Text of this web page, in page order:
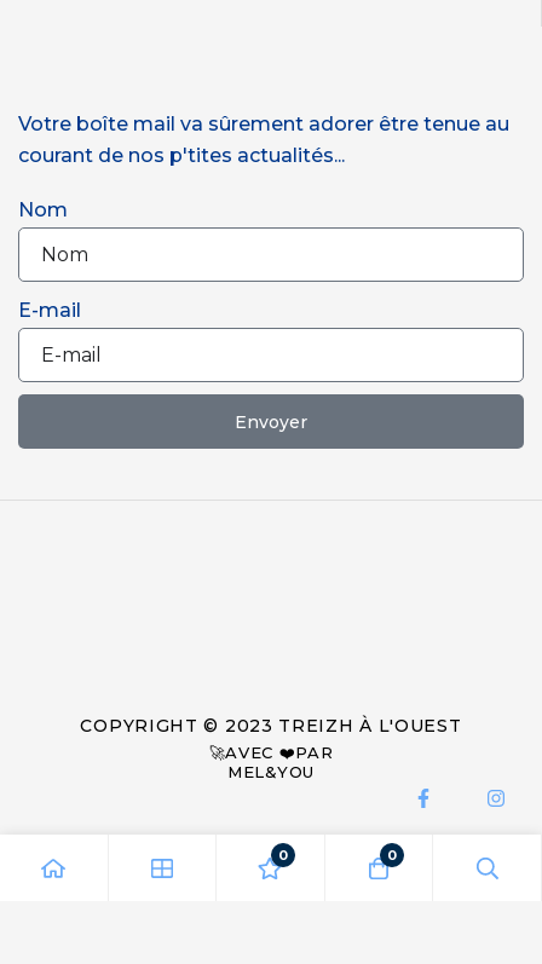
Votre boîte mail va sûrement adorer être tenue au
courant de nos p'tites actualités...
Nom
E-mail
Envoyer
COPYRIGHT © 2023 TREIZH À L'OUEST
🚀AVEC ❤️PAR
MEL&YOU
0 0